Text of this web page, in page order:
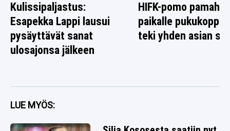
Kulissipaljastus:
Esapekka Lappi lausui
pysäyttävät sanat
ulosajonsa jälkeen
HIFK-pomo pamahti
paikalle
teki yhden asian
LUE MYÖS: